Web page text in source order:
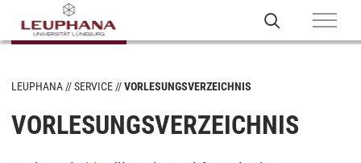
LEUPHANA SERVICE VORLESUNGSVERZEICHNIS
VORLESUNGSVERZEICHNIS